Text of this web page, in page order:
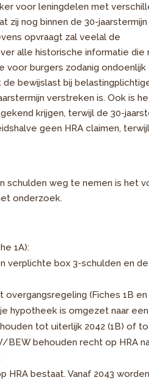
voor leningdelen met
zij nog binnen de 30-jaarstermijn
opvraagt zal veelal de
alle historische informatie die
voor burgers zodanig ondoenlijk
de bewijslast bij
verstreken is. Ook is
krijgen, terwijl de 30-
geen HRA claimen,
schulden weg te nemen is het
onderzoek.
1A):
verplichte box 3-schulden en
(Fiches 1B en
hypotheek is omgezet naar
tot uiterlijk 2042 (1B) of
behouden recht op HRA na
HRA bestaat. Vanaf 2043